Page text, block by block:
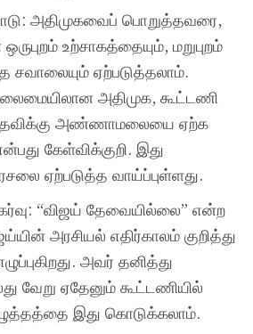
அதிமுகவைப் பொறுத்தவரை,
உற்சாகத்தையும், மறுபுறம்
சவாலையும் ஏற்படுத்தலாம்.
அதிமுக, கூட்டணி
அண்ணாமலையை ஏற்க
கேள்விக்குறி. இது
ஏற்படுத்த வாய்ப்புள்ளது.
“விஜய் தேவையில்லை” என்ற
அரசியல் எதிர்காலம் குறித்து
அவர் தனித்து
வேறு ஏதேனும் கூட்டணியில்
இது கொடுக்கலாம்.